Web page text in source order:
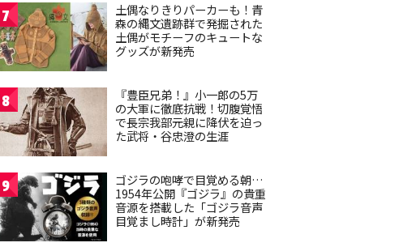
7
土偶なりきりパーカーも！青
森の縄文遺跡群で発掘された
土偶がモチーフのキュートな
グッズが新発売
8
『豊臣兄弟！』小一郎の5万
の大軍に徹底抗戦！切腹覚悟
で長宗我部元親に降伏を迫っ
た武将・谷忠澄の生涯
9
ゴジラの咆哮で目覚める朝…
1954年公開『ゴジラ』の貴重
音源を搭載した「ゴジラ音声
目覚まし時計」が新発売